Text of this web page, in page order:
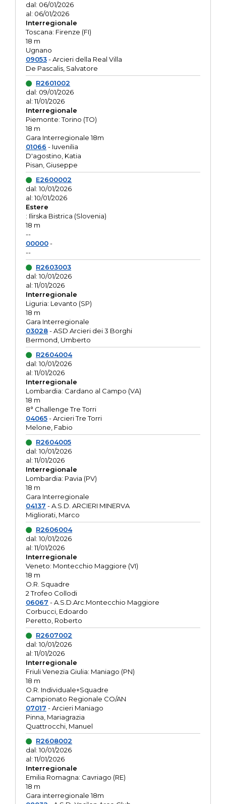
dal: 06/01/2026
al: 06/01/2026
Interregionale
Toscana: Firenze (FI)
18 m
Ugnano
09053- Arcieri della Real Villa
De Pascalis, Salvatore
R2601002
dal: 09/01/2026
al: 11/01/2026
Interregionale
Piemonte: Torino (TO)
18 m
Gara Interregionale 18m
01066 - Iuvenilia
D'agostino, Katia
Pisan, Giuseppe
E2600002
dal: 10/01/2026
al: 10/01/2026
Estere
: Ilirska Bistrica (Slovenia)
18 m
--
00000-
--
R2603003
dal: 10/01/2026
al: 11/01/2026
Interregionale
Liguria: Levanto (SP)
18 m
Gara Interregionale
03028- ASD Arcieri dei 3 Borghi
Bermond, Umberto
R2604004
dal: 10/01/2026
al: 11/01/2026
Interregionale
Lombardia: Cardano al Campo (VA)
18 m
8° Challenge Tre Torri
04065- Arcieri Tre Torri
Melone, Fabio
R2604005
dal: 10/01/2026
al: 11/01/2026
Interregionale
Lombardia: Pavia (PV)
18 m
Gara Interregionale
04137 - A.S.D. ARCIERI MINERVA
Migliorati, Marco
R2606004
dal: 10/01/2026
al: 11/01/2026
Interregionale
Veneto: Montecchio Maggiore (VI)
18 m
O.R. Squadre
2 Trofeo Collodi
06067 - A.S.D.Arc.Montecchio Maggiore
Corbucci, Edoardo
Peretto, Roberto
R2607002
dal: 10/01/2026
al: 11/01/2026
Interregionale
Friuli Venezia Giulia: Maniago (PN)
18 m
O.R. Individuale+Squadre
Campionato Regionale CO/AN
07017 - Arcieri Maniago
Pinna, Mariagrazia
Quattrocchi, Manuel
R2608002
dal: 10/01/2026
al: 11/01/2026
Interregionale
Emilia Romagna: Cavriago (RE)
18 m
Gara interregionale 18m